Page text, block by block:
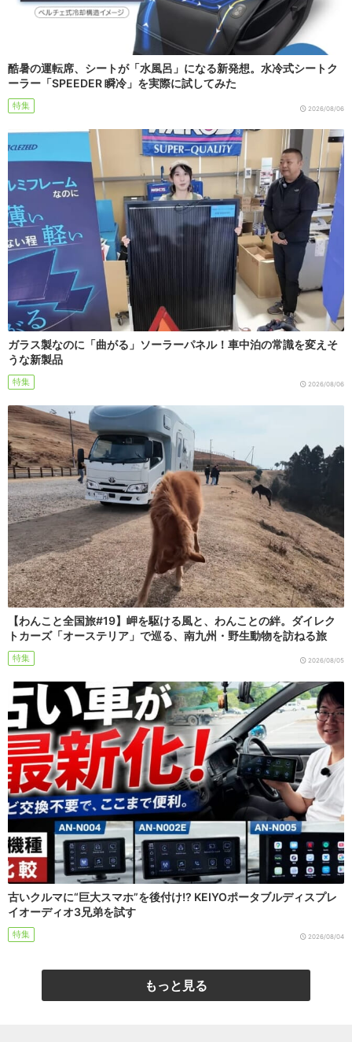
酷暑の運転席、シートが「水風呂」になる新発想。水冷式シートク
ーラー「SPEEDER 瞬冷」を実際に試してみた
特集 2026/08/06
ガラス製なのに「曲がる」ソーラーパネル！車中泊の常識を変えそ
うな新製品
特集 2026/08/06
【わんこと全国旅#19】岬を駆ける風と、わんことの絆。ダイレク
トカーズ「オーステリア」で巡る、南九州・野生動物を訪ねる旅
特集 2026/08/05
古いクルマに“巨大スマホ”を後付け!? KEIYOポータブルディスプレ
イオーディオ3兄弟を試す
特集 2026/08/04
もっと見る